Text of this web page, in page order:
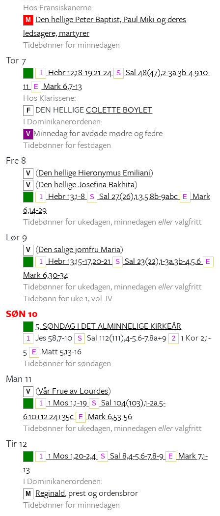
Hos Fransiskanerne:
M
Den hellige Peter Baptist, Paul Miki og deres
ledsagere, martyrer
Tidebønner for minnedagen
Tor 7
1 Hebr 12,18-19.21-24 S
Sal 48(47),2-3a.3b-4.9.10-
11
E
Mark 6,7-13
Hos Klarissene:
F DEN HELLIGECOLETTE BOYLET
I Dominikanerordenen:
V Minnedag for avdøde mødre og fedre
Tidebønner for festdagen
Fre 8
V (Den hellige Hieronymus Emiliani)
V (Den hellige Josefina Bakhita)
1 Hebr 13,1-8 S Sal 27(26),1.3.5.8b-9abc E Mark
6,14-29
Tidebønner for ukedagen, minnedagen ellervalgfritt
Lør 9
V (Den salige jomfru Maria)
1 Hebr 13,15-17,20-21 S Sal 23(22),1-3a.3b-4.5.6 E
Mark 6,30-34
Tidebønner for ukedagen, minnedagen ellervalgfritt
Tidebønn for uke 1, vol. IV
SØN 10
5. SØNDAG I DET ALMINNELIGE KIRKEÅR
1 Jes 58,7-10 S Sal 112(111),4-5.6-7.8a+9 2
1 Kor 2,1-
5
E
Matt 5,13-16
Tidebønner for søndagen
Man 11
V (Vår Frue av Lourdes)
1 1 Mos 1,1-19 S
Sal 104(103),1-2a.5-
6.10+12.24+35c
E
Mark 6,53-56
Tidebønner for ukedagen, minnedagen ellervalgfritt
Tir 12
1 1 Mos 1,20-2,4 S Sal 8,4-5.6-7.8-9 E Mark 7,1-
13
I Dominikanerordenen:
M Reginald, prest og ordensbror
Tidebønner for minnedagen